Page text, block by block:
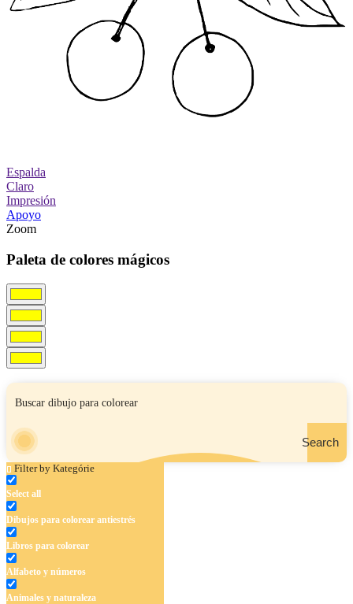
Espalda
Claro
Impresión
Apoyo
Zoom
Paleta de colores mágicos
Search
Filter by Kategórie
Select all
Dibujos para colorear antiestrés
Libros para colorear
Alfabeto y números
Animales y naturaleza